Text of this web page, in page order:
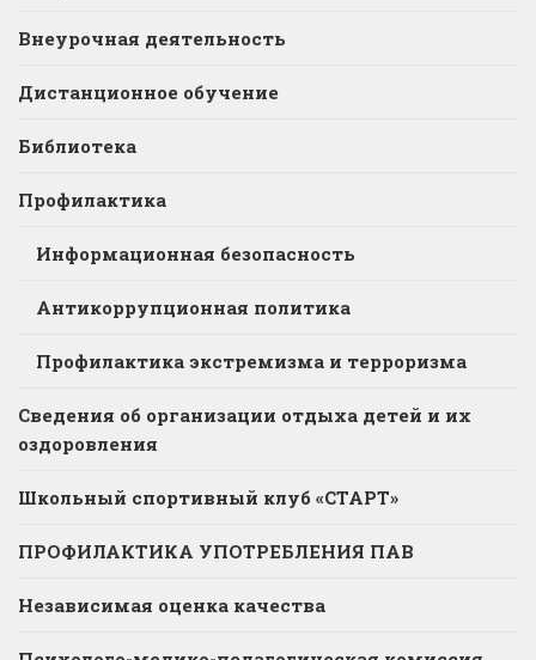
Внеурочная деятельность
Дистанционное обучение
Библиотека
Профилактика
Информационная безопасность
Антикоррупционная политика
Профилактика экстремизма и терроризма
Сведения об организации отдыха детей и их
оздоровления
Школьный спортивный клуб «СТАРТ»
ПРОФИЛАКТИКА УПОТРЕБЛЕНИЯ ПАВ
Независимая оценка качества